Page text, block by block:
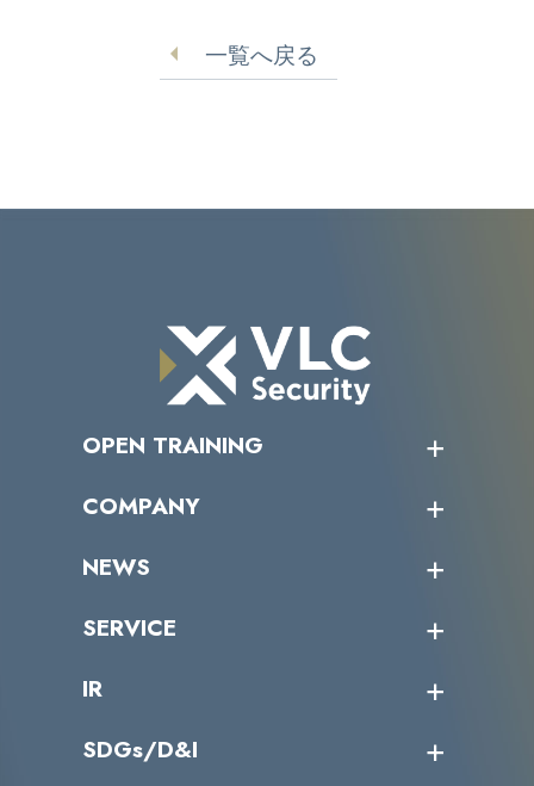
一覧へ戻る
OPEN TRAINING
受講者の声
COMPANY
トップメッセージ
ミッション／ビジョン
パートナー企業一覧
NEWS
サイバーニュース
SERVICE
カテゴリー別サービス一覧
IR
IRカレンダー
SDGs/D&I